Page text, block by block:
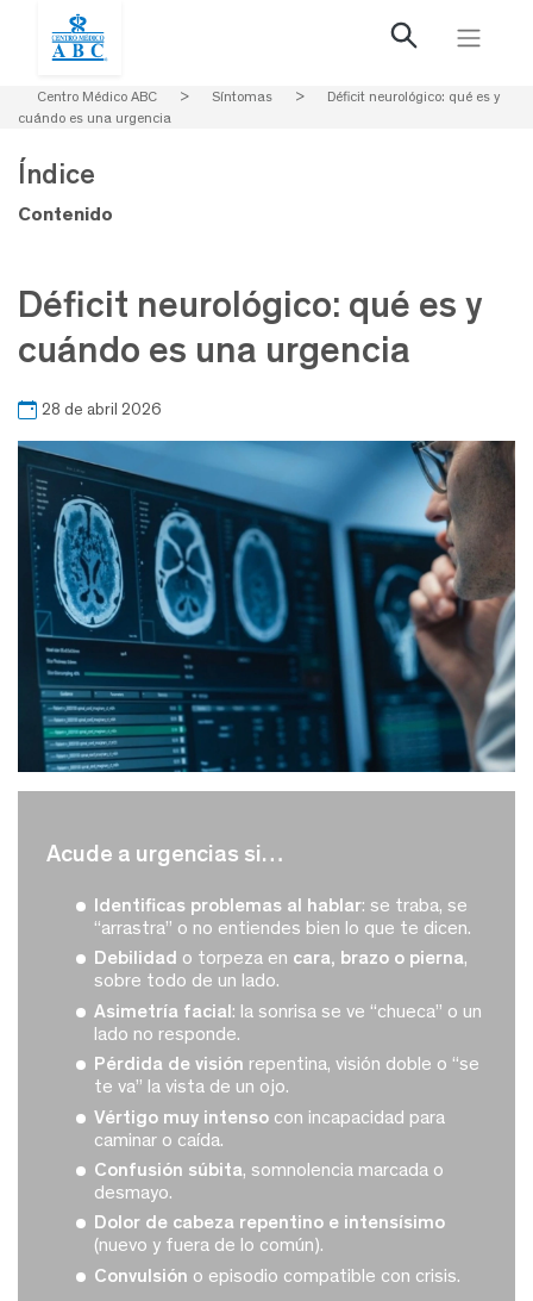
Centro Médico ABC > Síntomas >
Déficit neurológico: qué es y
cuándo es una urgencia
Déficit neurológico: qué es y
cuándo es una urgencia
28 de abril 2026
acude a urgencias si…
Identificas problemas al hablar: se traba, se
“arrastra” o no entiendes bien lo que te dicen.
Debilidad o torpeza en cara, brazo o pierna,
sobre todo de un lado.
Asimetría facial: la sonrisa se ve “chueca” o un
lado no responde.
Pérdida de visión repentina, visión doble o “se
te va” la vista de un ojo.
Vértigo muy intenso con incapacidad para
caminar o caída.
Confusión súbita, somnolencia marcada o
desmayo.
Dolor de cabeza repentino e intensísimo
(nuevo y fuera de lo común).
Convulsión o episodio compatible con crisis.
Índice
Contenido